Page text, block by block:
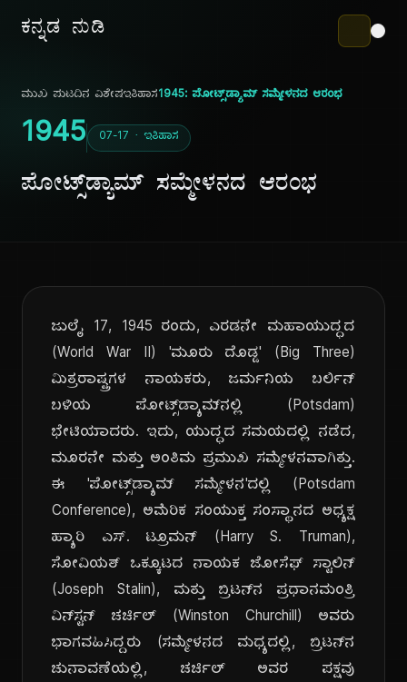
ಕನ್ನಡ ನುಡಿ
ಮುಖ ಪುಟದಿನ ವಿಶೇಷಇತಿಹಾಸ1945: ಪೋಟ್ಸ್‌ಡ್ಯಾಮ್ ಸಮ್ಮೇಳನದ ಆರಂಭ
1945 07-17 · ಇತಿಹಾಸ
ಪೋಟ್ಸ್‌ಡ್ಯಾಮ್ ಸಮ್ಮೇಳನದ ಆರಂಭ
ಜುಲೈ 17, 1945 ರಂದು, ಎರಡನೇ ಮಹಾಯುದ್ಧದ
(World War II) 'ಮೂರು ದೊಡ್ಡ' (Big Three)
ಮಿತ್ರರಾಷ್ಟ್ರಗಳ ನಾಯಕರು, ಜರ್ಮನಿಯ ಬರ್ಲಿನ್
ಬಳಿಯ ಪೋಟ್ಸ್‌ಡ್ಯಾಮ್‌ನಲ್ಲಿ (Potsdam)
ಭೇಟಿಯಾದರು. ಇದು, ಯುದ್ಧದ ಸಮಯದಲ್ಲಿ ನಡೆದ,
ಮೂರನೇ ಮತ್ತು ಅಂತಿಮ ಪ್ರಮುಖ ಸಮ್ಮೇಳನವಾಗಿತ್ತು.
ಈ 'ಪೋಟ್ಸ್‌ಡ್ಯಾಮ್ ಸಮ್ಮೇಳನ'ದಲ್ಲಿ (Potsdam
Conference), ಅಮೆರಿಕ ಸಂಯುಕ್ತ ಸಂಸ್ಥಾನದ ಅಧ್ಯಕ್ಷ
ಹ್ಯಾರಿ ಎಸ್. ಟ್ರೂಮನ್ (Harry S. Truman),
ಸೋವಿಯತ್ ಒಕ್ಕೂಟದ ನಾಯಕ ಜೋಸೆಫ್ ಸ್ಟಾಲಿನ್
(Joseph Stalin), ಮತ್ತು ಬ್ರಿಟನ್‌ನ ಪ್ರಧಾನಮಂತ್ರಿ
ವಿನ್‌ಸ್ಟನ್ ಚರ್ಚಿಲ್ (Winston Churchill) ಅವರು
ಭಾಗವಹಿಸಿದ್ದರು (ಸಮ್ಮೇಳನದ ಮಧ್ಯದಲ್ಲಿ, ಬ್ರಿಟನ್‌ನ
ಚುನಾವಣೆಯಲ್ಲಿ, ಚರ್ಚಿಲ್ ಅವರ ಪಕ್ಷವು